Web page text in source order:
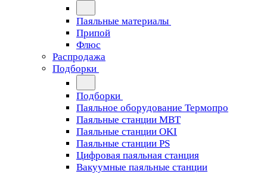
Паяльные материалы
Припой
Флюс
Распродажа
Подборки
Подборки
Паяльное оборудование Термопро
Паяльные станции MBT
Паяльные станции OKI
Паяльные станции PS
Цифровая паяльная станция
Вакуумные паяльные станции